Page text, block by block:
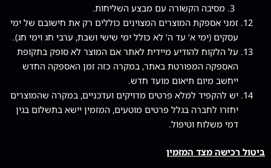
מסיבה הקשורה עם מבצע השליחות.
זמני אספקת המוצרים המצוינים כוללים רק את חישובם של ימי
עסקים (ימי א‘ עד ה‘ לא כולל ימי שישי ושבת, ערבי חג וימי חג).
על הלקוח להודיע מיידית לאתר אם המוצר לא סופק בתקופת
האספקה המפורטת באתר, במקרה כזה זמן האספקה החדש
ייחשב מיום תיאום מועד חדש.
יש להקפיד למלא פרטים מדויקים ועדכניים, במקרה שהמוצרים
יחזרו לחברה בגלל פרטים מוטעים, המזמין יישא בתשלום בגין
דמי משלוח וטיפול.
ביטול רכישה מצד המזמין